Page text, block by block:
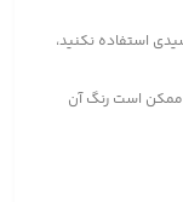
استفاده نکنید،
ممکن است رنگ آن